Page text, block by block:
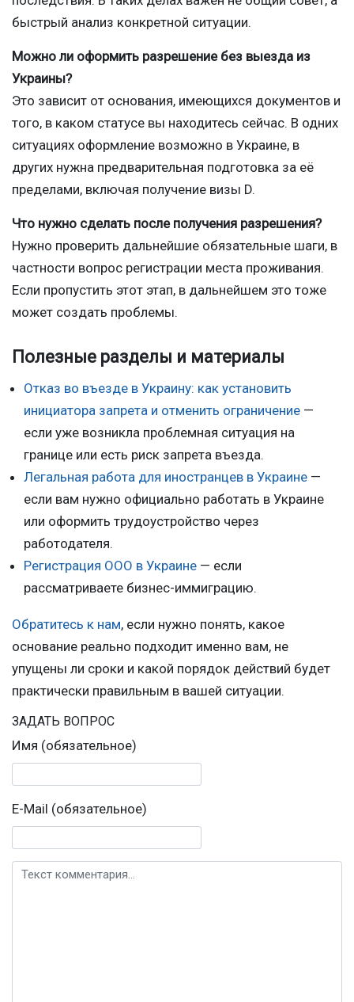
быстрый анализ конкретной ситуации.
Можно ли оформить разрешение без выезда из
Украины?
Это зависит от основания, имеющихся документов и
того, в каком статусе вы находитесь сейчас. В одних
ситуациях оформление возможно в Украине, в
других нужна предварительная подготовка за её
пределами, включая получение визы D.
Что нужно сделать после получения разрешения?
Нужно проверить дальнейшие обязательные шаги, в
частности вопрос регистрации места проживания.
Если пропустить этот этап, в дальнейшем это тоже
может создать проблемы.
Полезные разделы и материалы
Отказ во въезде в Украину: как установить
инициатора запрета и отменить ограничение —
если уже возникла проблемная ситуация на
границе или есть риск запрета въезда.
Легальная работа для иностранцев в Украине —
если вам нужно официально работать в Украине
или оформить трудоустройство через
работодателя.
Регистрация ООО в Украине — если
рассматриваете бизнес-иммиграцию.
Обратитесь к нам, если нужно понять, какое
основание реально подходит именно вам, не
упущены ли сроки и какой порядок действий будет
практически правильным в вашей ситуации.
ЗАДАТЬ ВОПРОС
Имя (обязательное)
E-Mail (обязательное)
Текст комментария